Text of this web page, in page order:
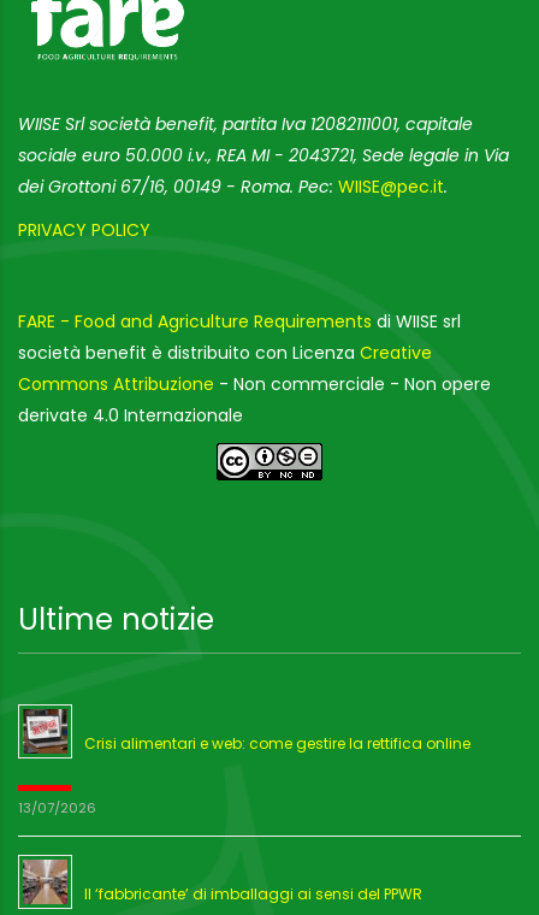
WIISE Srl società benefit, partita Iva 12082111001, capitale
sociale euro 50.000 i.v., REA MI - 2043721, Sede legale in Via
dei Grottoni 67/16, 00149 - Roma. Pec: WIISE@pec.it.
PRIVACY POLICY
FARE - Food and Agriculture Requirements di WIISE srl
società benefit è distribuito con Licenza Creative
Commons Attribuzione - Non commerciale - Non opere
derivate 4.0 Internazionale
Ultime notizie
Crisi alimentari e web: come gestire la rettifica online
13/07/2026
Il ‘fabbricante’ di imballaggi ai sensi del PPWR